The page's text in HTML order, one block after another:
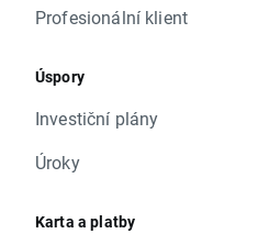
Profesionální klient
Úspory
Investiční plány
Úroky
Karta a platby